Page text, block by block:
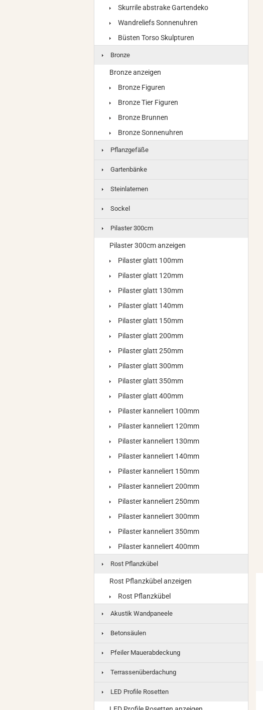
Skurrile abstrake Gartendeko
Wandreliefs Sonnenuhren
Büsten Torso Skulpturen
Bronze
Bronze anzeigen
Bronze Figuren
Bronze Tier Figuren
Bronze Brunnen
Bronze Sonnenuhren
Pflanzgefäße
Gartenbänke
Steinlaternen
Sockel
Pilaster 300cm
Pilaster 300cm anzeigen
Pilaster glatt 100mm
Pilaster glatt 120mm
Pilaster glatt 130mm
Pilaster glatt 140mm
Pilaster glatt 150mm
Pilaster glatt 200mm
Pilaster glatt 250mm
Pilaster glatt 300mm
Pilaster glatt 350mm
Pilaster glatt 400mm
Pilaster kanneliert 100mm
Pilaster kanneliert 120mm
Pilaster kanneliert 130mm
Pilaster kanneliert 140mm
Pilaster kanneliert 150mm
Pilaster kanneliert 200mm
Pilaster kanneliert 250mm
Pilaster kanneliert 300mm
Pilaster kanneliert 350mm
Pilaster kanneliert 400mm
Rost Pflanzkübel
Rost Pflanzkübel anzeigen
Rost Pflanzkübel
Akustik Wandpaneele
Betonsäulen
Pfeiler Mauerabdeckung
Terrassenüberdachung
LED Profile Rosetten